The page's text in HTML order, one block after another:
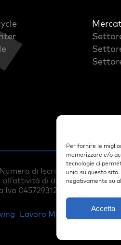
Per fornire le
memorizzare e/o
tecnologie ci
unici su questo
negativamente su
Accetta
di Iscrizione al Registro
di direzione e
04572931212.
Lavoro Minorile Politica SI